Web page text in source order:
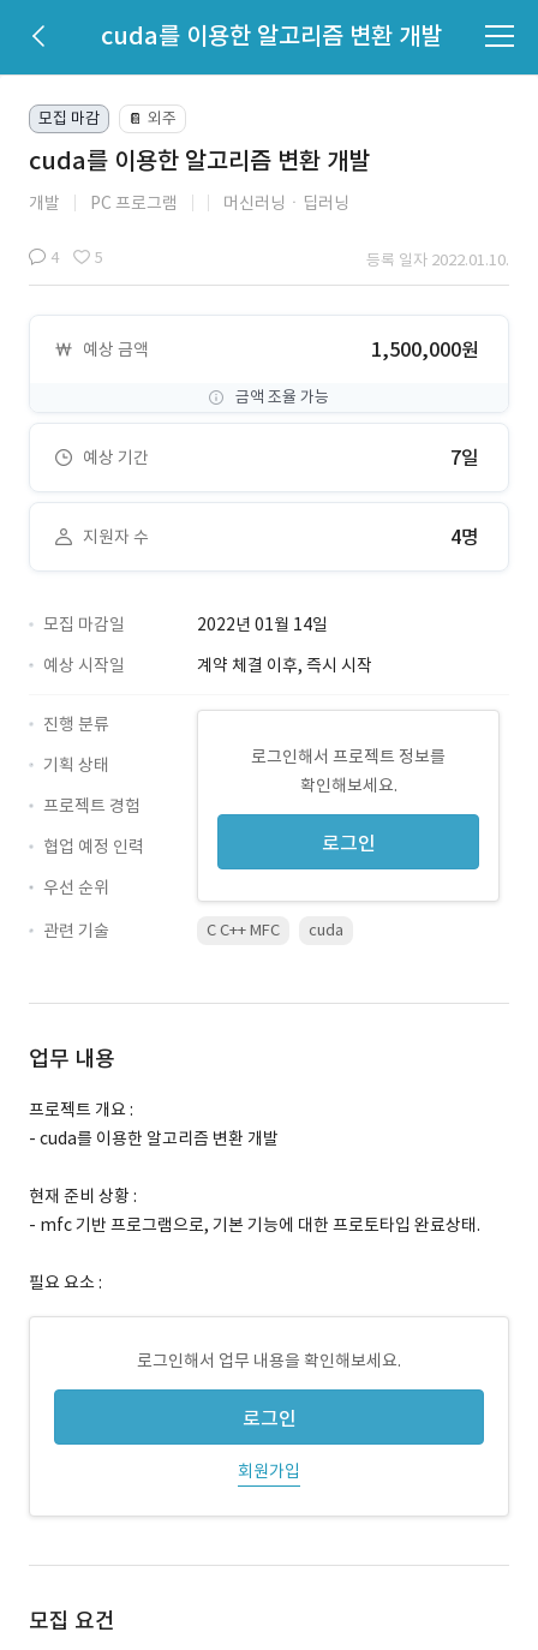
cuda를 이용한 알고리즘 변환 개발
모집 마감 📔 외주
cuda를 이용한 알고리즘 변환 개발
개발 PC 프로그램 머신러닝ㆍ딥러닝
4 5 등록 일자 2022.01.10.
예상 금액 1,500,000원
금액 조율 가능
예상 기간 7일
지원자 수 4명
모집 마감일
2022년 01월 14일
예상 시작일
계약 체결 이후, 즉시 시작
로그인해서 프로젝트 정보를
확인해보세요.
로그인
진행 분류
기획 상태
프로젝트 경험
협업 예정 인력
우선 순위
관련 기술
C C++ MFC cuda
업무 내용
프로젝트 개요 :
- cuda를 이용한 알고리즘 변환 개발
현재 준비 상황 :
- mfc 기반 프로그램으로, 기본 기능에 대한 프로토타입 완료상태.
필요 요소 :
로그인해서 업무 내용을 확인해보세요.
로그인
회원가입
모집 요건